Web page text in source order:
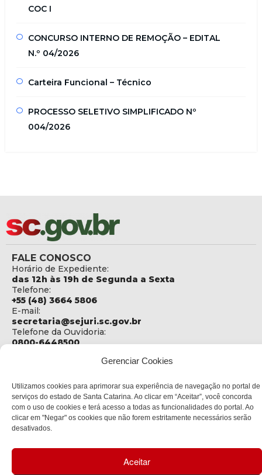
Gerenciar Cookies
Utilizamos cookies para aprimorar sua experiência de navegação no portal de
serviços do estado de Santa Catarina. Ao clicar em “Aceitar”, você concorda
com o uso de cookies e terá acesso a todas as funcionalidades do portal. Ao
clicar em "Negar" os cookies que não forem estritamente necessários serão
desativados.
Aceitar
COC I
CONCURSO INTERNO DE REMOÇÃO – EDITAL
N.º 04/2026
Carteira Funcional – Técnico
PROCESSO SELETIVO SIMPLIFICADO Nº
004/2026
FALE CONOSCO
Horário de Expediente:
das 12h às 19h de Segunda a Sexta
Telefone:
+55 (48) 3664 5806
E-mail:
secretaria@sejuri.sc.gov.br
Telefone da Ouvidoria:
0800-6448500
Social
Rua Fúlvio Aducci, 1214 - Loja 06
Bairro:
Estreito - Florianópolis - SC
88075-000